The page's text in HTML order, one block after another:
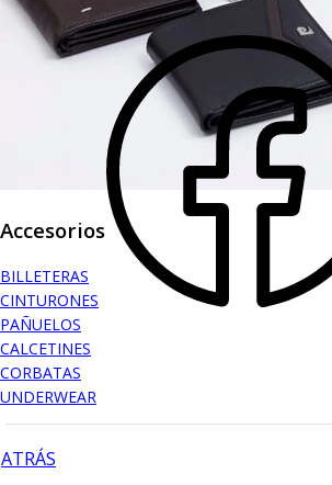
Accesorios
BILLETERAS
CINTURONES
PAÑUELOS
CALCETINES
CORBATAS
UNDERWEAR
ATRÁS